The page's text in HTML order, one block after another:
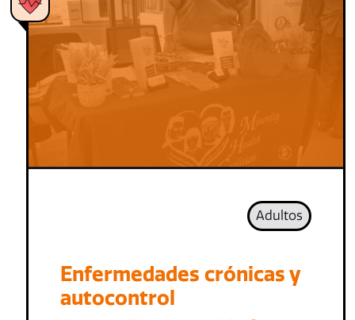
Adultos
Enfermedades crónicas y
autocontrol